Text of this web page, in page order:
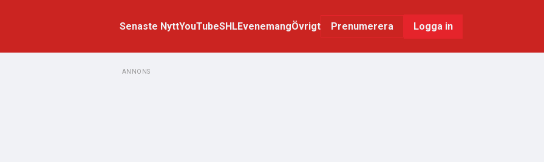
Senaste NyttYouTubeSHLEvenemangÖvrigt Prenumerera Logga in
ANNONS